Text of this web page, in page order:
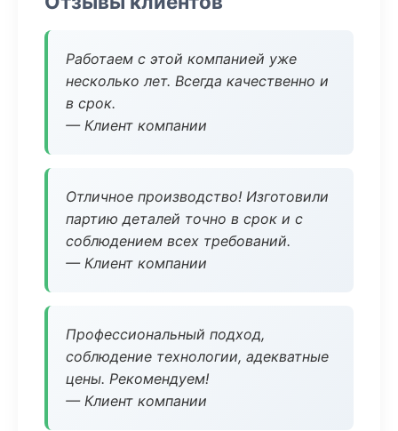
Работаем с этой компанией уже
несколько лет. Всегда качественно и
в срок.
— Клиент компании
Отличное производство! Изготовили
партию деталей точно в срок и с
соблюдением всех требований.
— Клиент компании
Профессиональный подход,
соблюдение технологии, адекватные
цены. Рекомендуем!
— Клиент компании